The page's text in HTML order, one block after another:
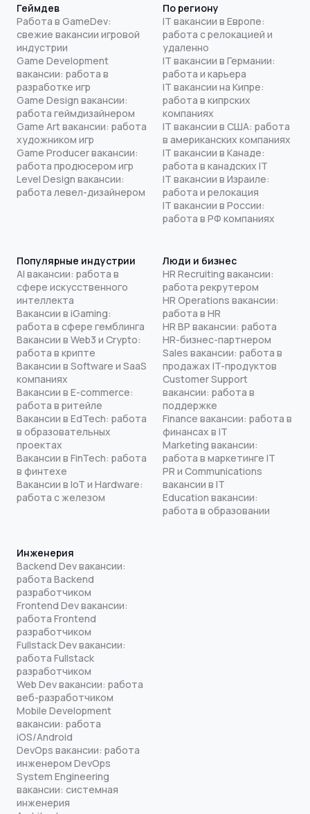
Геймдев
Работа в GameDev:
свежие вакансии игровой
индустрии
Game Development
вакансии: работа в
разработке игр
Game Design вакансии:
работа геймдизайнером
Game Art вакансии: работа
художником игр
Game Producer вакансии:
работа продюсером игр
Level Design вакансии:
работа левел-дизайнером
По региону
IT вакансии в Европе:
работа с релокацией и
удаленно
IT вакансии в Германии:
работа и карьера
IT вакансии на Кипре:
работа в кипрских
компаниях
IT вакансии в США: работа
в американских компаниях
IT вакансии в Канаде:
работа в канадских IT
IT вакансии в Израиле:
работа и релокация
IT вакансии в России:
работа в РФ компаниях
Популярные индустрии
AI вакансии: работа в
сфере искусственного
интеллекта
Вакансии в iGaming:
работа в сфере гемблинга
Вакансии в Web3 и Crypto:
работа в крипте
Вакансии в Software и SaaS
компаниях
Вакансии в E-commerce:
работа в ритейле
Вакансии в EdTech: работа
в образовательных
проектах
Вакансии в FinTech: работа
в финтехе
Вакансии в IoT и Hardware:
работа с железом
Люди и бизнес
HR Recruiting вакансии:
работа рекрутером
HR Operations вакансии:
работа в HR
HR BP вакансии: работа
HR-бизнес-партнером
Sales вакансии: работа в
продажах IT-продуктов
Customer Support
вакансии: работа в
поддержке
Finance вакансии: работа в
финансах в IT
Marketing вакансии:
работа в маркетинге IT
PR и Communications
вакансии в IT
Education вакансии:
работа в образовании
Инженерия
Backend Dev вакансии:
работа Backend
разработчиком
Frontend Dev вакансии:
работа Frontend
разработчиком
Fullstack Dev вакансии:
работа Fullstack
разработчиком
Web Dev вакансии: работа
веб-разработчиком
Mobile Development
вакансии: работа
iOS/Android
DevOps вакансии: работа
инженером DevOps
System Engineering
вакансии: системная
инженерия